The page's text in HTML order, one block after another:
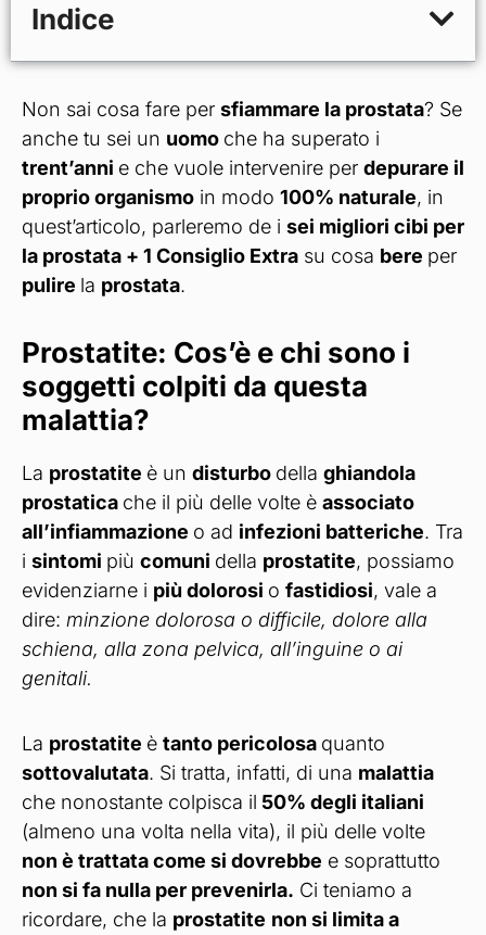
Indice
Non sai cosa fare per sfiammare la prostata? Se
anche tu sei un uomo che ha superato i
trent’anni e che vuole intervenire per depurare il
proprio organismo in modo 100% naturale, in
quest’articolo, parleremo de i sei migliori cibi per
la prostata + 1 Consiglio Extra su cosa bere per
pulire la prostata.
Prostatite: Cos’è e chi sono i
soggetti colpiti da questa
malattia?
La prostatite è un disturbo della ghiandola
prostatica che il più delle volte è associato
all’infiammazione o ad infezioni batteriche. Tra
i sintomi più comuni della prostatite, possiamo
evidenziarne i più dolorosi o fastidiosi, vale a
dire: minzione dolorosa o difficile, dolore alla
schiena, alla zona pelvica, all’inguine o ai
genitali.
La prostatite è tanto pericolosa quanto
sottovalutata. Si tratta, infatti, di una malattia
che nonostante colpisca il 50% degli italiani
(almeno una volta nella vita), il più delle volte
non è trattata come si dovrebbe e soprattutto
non si fa nulla per prevenirla. Ci teniamo a
ricordare, che la prostatite non si limita a